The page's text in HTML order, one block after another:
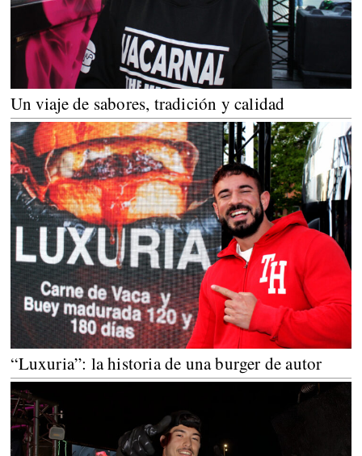
Un viaje de sabores, tradición y calidad
“Luxuria”: la historia de una burger de autor